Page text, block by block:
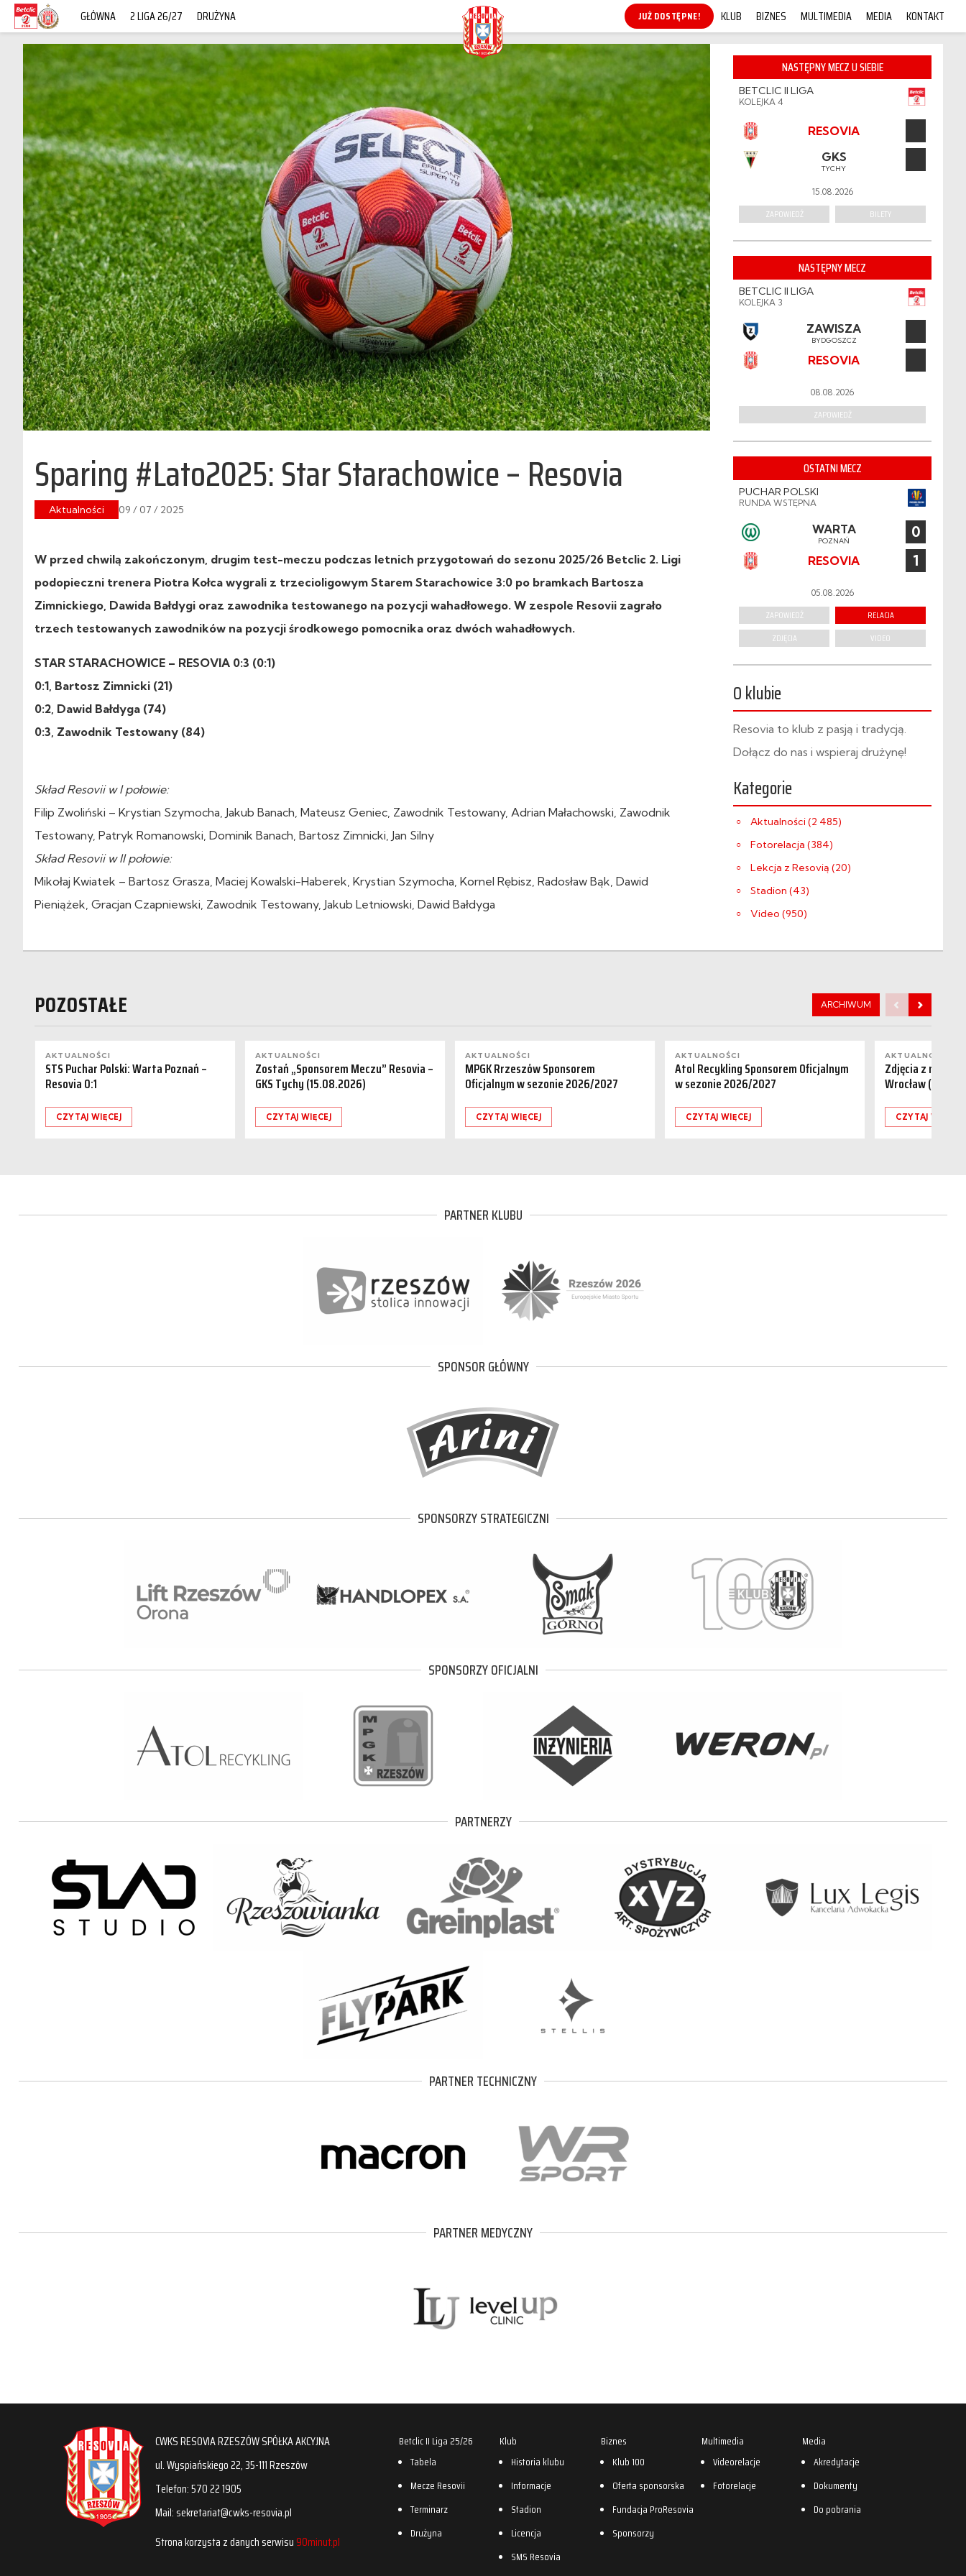
GŁÓWNA 2 LIGA 26/27 DRUŻYNA KUP ONLINE! KLUB BIZNES MULTIMEDIA MEDIA KONTAKT
Sparing #Lato2025: Star Starachowice – Resovia
Aktualności 09 / 07 / 2025
W przed chwilą zakończonym, drugim test-meczu podczas letnich przygotowań do sezonu 2025/26 Betclic 2. Ligi
podopieczni trenera Piotra Kołca wygrali z trzecioligowym Starem Starachowice 3:0 po bramkach Bartosza
Zimnickiego, Dawida Bałdygi oraz zawodnika testowanego na pozycji wahadłowego. W zespole Resovii zagrało
trzech testowanych zawodników na pozycji środkowego pomocnika oraz dwóch wahadłowych.
STAR STARACHOWICE – RESOVIA 0:3 (0:1)
0:1, Bartosz Zimnicki (21)
0:2, Dawid Bałdyga (74)
0:3, Zawodnik Testowany (84)
Skład Resovii w I połowie:
Filip Zwoliński – Krystian Szymocha, Jakub Banach, Mateusz Geniec, Zawodnik Testowany, Adrian Małachowski, Zawodnik
Testowany, Patryk Romanowski, Dominik Banach, Bartosz Zimnicki, Jan Silny
Skład Resovii w II połowie:
Mikołaj Kwiatek – Bartosz Grasza, Maciej Kowalski-Haberek, Krystian Szymocha, Kornel Rębisz, Radosław Bąk, Dawid
Pieniążek, Gracjan Czapniewski, Zawodnik Testowany, Jakub Letniowski, Dawid Bałdyga
NASTĘPNY MECZ U SIEBIE
BETCLIC II LIGA
KOLEJKA 4
RESOVIA
GKS
TYCHY
15.08.2026
ZAPOWIEDŹ BILETY
NASTĘPNY MECZ
BETCLIC II LIGA
KOLEJKA 3
ZAWISZA
BYDGOSZCZ
RESOVIA
08.08.2026
ZAPOWIEDŹ
OSTATNI MECZ
PUCHAR POLSKI
RUNDA WSTĘPNA
WARTA
POZNAŃ 0
RESOVIA 1
05.08.2026
ZAPOWIEDŹ
RELACJA
ZDJĘCIA
VIDEO
O klubie
Resovia to klub z pasją i tradycją.
Dołącz do nas i wspieraj drużynę!
Kategorie
Aktualności (2 485)
Fotorelacja (384)
Lekcja z Resovią (20)
Stadion (43)
Video (950)
POZOSTAŁE ARCHIWUM
AKTUALNOŚCI
STS Puchar Polski: Warta Poznań –
Resovia 0:1
CZYTAJ WIĘCEJ
AKTUALNOŚCI
Zostań „Sponsorem Meczu” Resovia –
GKS Tychy (15.08.2026)
CZYTAJ WIĘCEJ
AKTUALNOŚCI
MPGK Rrzeszów Sponsorem
Oficjalnym w sezonie 2026/2027
CZYTAJ WIĘCEJ
AKTUALNOŚCI
Atol Recykling Sponsorem Oficjalnym
w sezonie 2026/2027
CZYTAJ WIĘCEJ
AKTUALNOŚCI
Zdjęcia z meczu
Wrocław
CZYTAJ WIĘCEJ
PARTNER KLUBU
SPONSOR GŁÓWNY
SPONSORZY STRATEGICZNI
SPONSORZY OFICJALNI
PARTNERZY
PARTNER TECHNICZNY
PARTNER MEDYCZNY
CWKS RESOVIA RZESZÓW SPÓŁKA AKCYJNA
ul. Wyspiańskiego 22, 35-111 Rzeszów
Telefon: 570 22 1905
Mail: sekretariat@cwks-resovia.pl
Strona korzysta z danych serwisu90minut.pl
Betclic II Liga 25/26
Tabela
Mecze Resovii
Terminarz
Drużyna
Klub
Historia klubu
Informacje
Stadion
Licencja
SMS Resovia
Biznes
Klub 100
Oferta sponsorska
Fundacja ProResovia
Sponsorzy
Multimedia
Videorelacje
Fotorelacje
Media
Akredytacje
Dokumenty
Do pobrania